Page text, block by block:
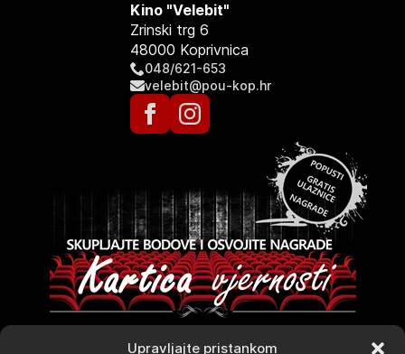
Upravljajte pristankom
Kino "Velebit"
Zrinski trg 6
48000 Koprivnica
048/621-653
velebit@pou-kop.hr